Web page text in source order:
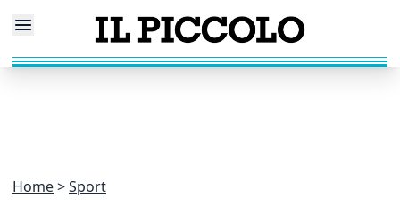
Home Sport